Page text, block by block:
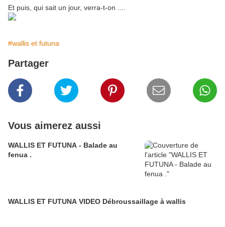
Et puis, qui sait un jour, verra-t-on ....
#wallis et futuna
Partager
Vous aimerez aussi
WALLIS ET FUTUNA - Balade au
fenua .
WALLIS ET FUTUNA VIDEO Débroussaillage à wallis